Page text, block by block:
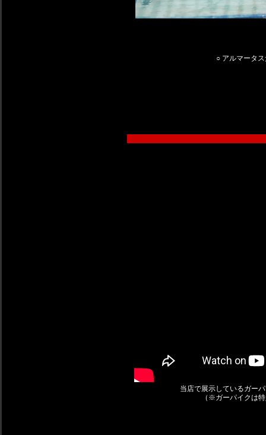
○ アルマータ
当店で展示しているガー
（※ガーパイクは